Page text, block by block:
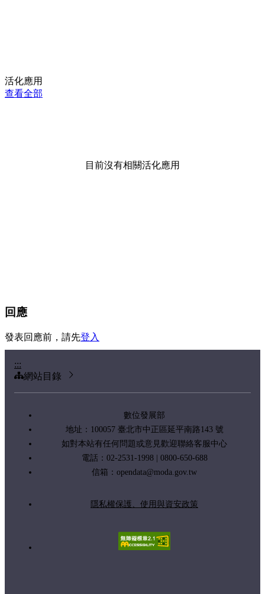
活化應用
查看全部
目前沒有相關活化應用
回應
發表回應前，請先登入
:::
網站目錄
數位發展部
地址：100057 臺北市中正區延平南路143 號
如對本站有任何問題或意見歡迎聯絡客服中心
電話：02-2531-1998 | 0800-650-688
信箱： opendata@moda.gov.tw
隱私權保護、使用與資安政策